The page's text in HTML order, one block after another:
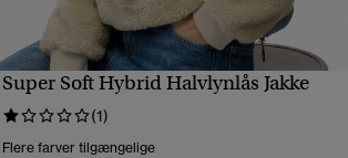
HURTIGVISNING
Super Soft Hybrid Halvlynlås Jakke
(1)
Flere farver tilgængelige